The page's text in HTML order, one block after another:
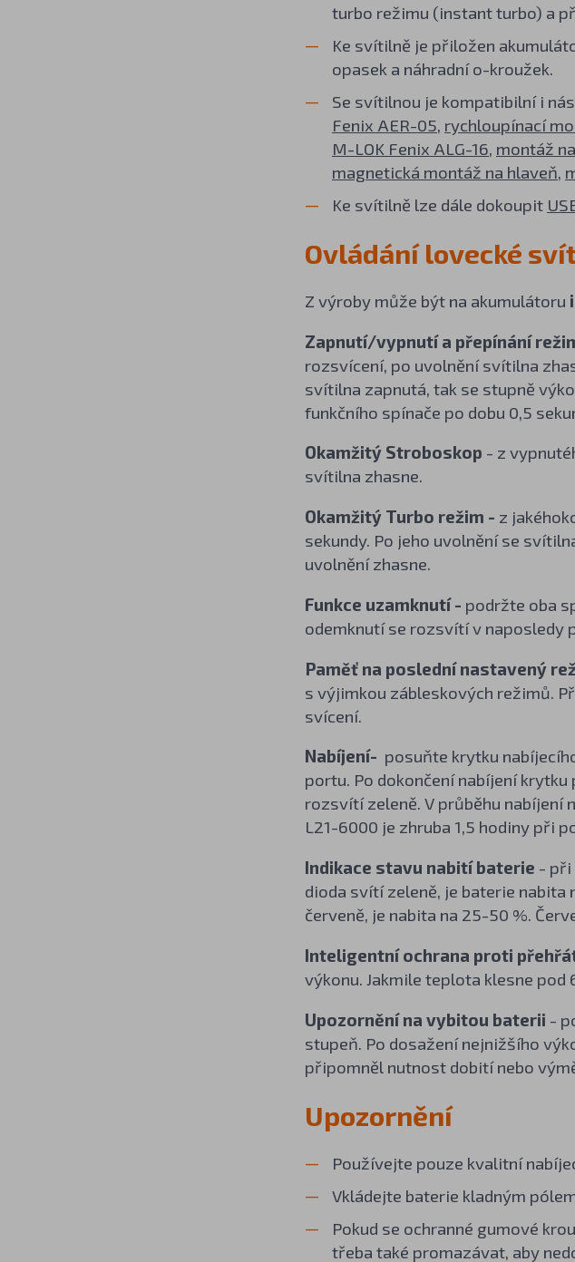
turbo režimu (instant turbo) a
Ke svítilně je přiložen
opasek a náhradní o-kroužek.
Se svítilnou je kompatibilní i
Fenix AER-05, rychloupínací
M-LOK Fenix ALG-16, montáž
magnetická montáž na hlaveň,
Ke svítilně lze dále dokoupit
Ovládání lovecké
Z výroby může být na akumulátoru
Zapnutí/vypnutí a přepínání
rozsvícení, po uvolnění svítilna
svítilna zapnutá, tak se stupně
funkčního spínače po dobu 0,5
Okamžitý Stroboskop - z
svítilna zhasne.
Okamžitý Turbo režim - z
sekundy. Po jeho uvolnění se
uvolnění zhasne.
Funkce uzamknutí - podržte oba
odemknutí se rozsvítí v naposledy
Paměť na poslední nastavený
s výjimkou zábleskových režimů.
svícení.
Nabíjení- posuňte krytku
portu. Po dokončení nabíjení
rozsvítí zeleně. V průběhu nabíjení
L21-6000 je zhruba 1,5 hodiny při
Indikace stavu nabití baterie - při
dioda svítí zeleně, je baterie nabita
červeně, je nabita na 25-50 %.
Inteligentní ochrana proti
výkonu. Jakmile teplota klesne pod
Upozornění na vybitou baterii -
stupeň. Po dosažení nejnižšího
připomněl nutnost dobití nebo
Upozornění
Používejte pouze kvalitní
Vkládejte baterie kladným
Pokud se ochranné gumové
třeba také promazávat, aby